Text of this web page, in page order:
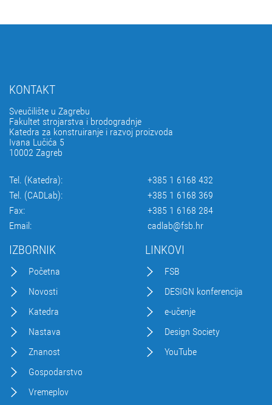
KONTAKT
Sveučilište u Zagrebu
Fakultet strojarstva i brodogradnje
Katedra za konstruiranje i razvoj proizvoda
Ivana Lučića 5
10002 Zagreb
Tel. (Katedra):
+385 1 6168 432
Tel. (CADLab):
+385 1 6168 369
Fax:
+385 1 6168 284
Email:
cadlab@fsb.hr
IZBORNIK
Početna
Novosti
Katedra
Nastava
Znanost
Gospodarstvo
Vremeplov
LINKOVI
FSB
DESIGN konferencija
e-učenje
Design Society
YouTube